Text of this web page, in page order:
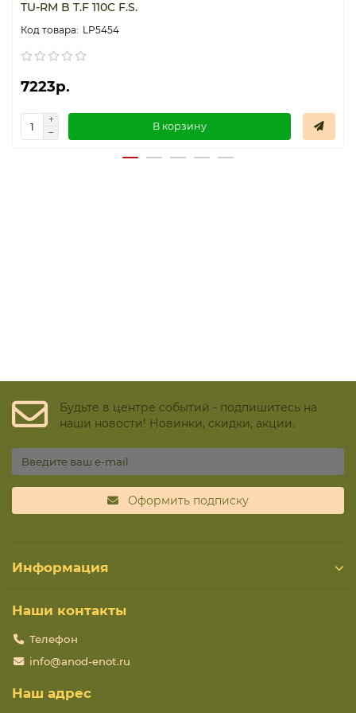
TU-RM B T.F 110C F.S.
LP5454
7223р.
В корзину
Будьте в центре событий - подпишитесь на
наши новости! Новинки, скидки, акции.
Оформить подписку
Информация
Наши контакты
Телефон
info@anod-enot.ru
Наш адрес